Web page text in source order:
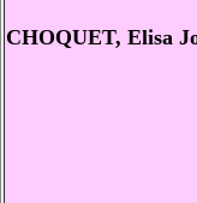
CHOQUET, Elisa